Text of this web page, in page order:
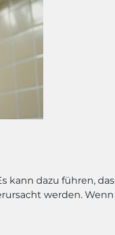
kann dazu führen,
werden. Wenn